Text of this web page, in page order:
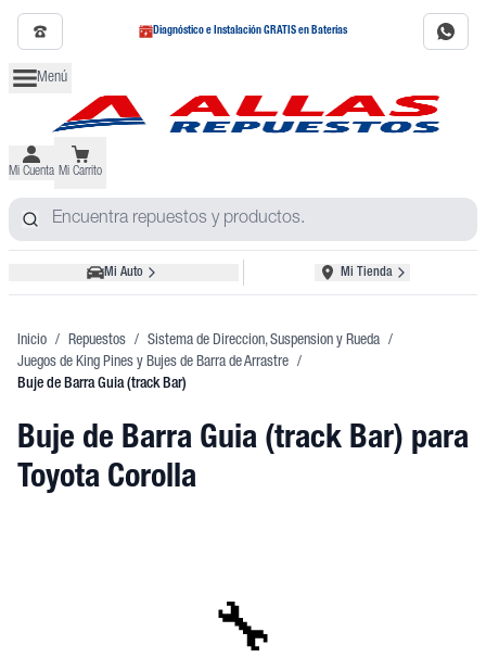
Diagnóstico e Instalación GRATIS en Baterías
Menú
Mi Cuenta Mi Carrito
Mi Auto Mi Tienda
Inicio / Repuestos / Sistema de Direccion, Suspension y Rueda /
Juegos de King Pines y Bujes de Barra de Arrastre /
Buje de Barra Guia (track Bar)
Buje de Barra Guia (track Bar) para
Toyota Corolla
🔧